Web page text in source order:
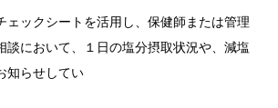
ェックシートを活用し、保健師または管理
談において、１日の塩分摂取状況や、減塩
知らせしてい